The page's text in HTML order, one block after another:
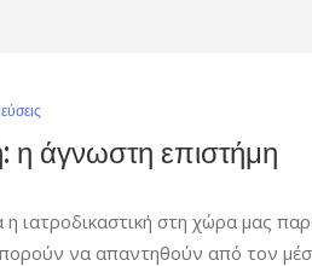
η άγνωστη επιστήμη
ιατροδικαστική στη χώρα μας
να απαντηθούν από τον